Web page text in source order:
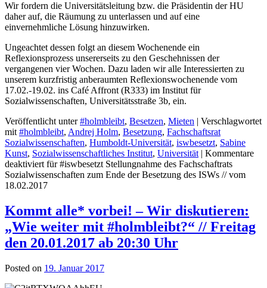
Wir fordern die Universitätsleitung bzw. die Präsidentin der HU
daher auf, die Räumung zu unterlassen und auf eine
einvernehmliche Lösung hinzuwirken.
Ungeachtet dessen folgt an diesem Wochenende ein
Reflexionsprozess unsererseits zu den Geschehnissen der
vergangenen vier Wochen. Dazu laden wir alle Interessierten zu
unserem kurzfristig anberaumten Reflexionswochenende vom
17.02.-19.02. ins Café Affront (R333) im Institut für
Sozialwissenschaften, Universitätsstraße 3b, ein.
Veröffentlicht unter #holmbleibt, Besetzen, Mieten | Verschlagwortet
mit #holmbleibt, Andrej Holm, Besetzung, Fachschaftsrat
Sozialwissenschaften, Humboldt-Universität, iswbesetzt, Sabine
Kunst, Sozialwissenschaftliches Institut, Universität | Kommentare
deaktiviert für #iswbesetzt Stellungnahme des Fachschaftrats
Sozialwissenschaften zum Ende der Besetzung des ISWs // vom
18.02.2017
Kommt alle* vorbei! – Wir diskutieren:
„Wie weiter mit #holmbleibt?“ // Freitag
den 20.01.2017 ab 20:30 Uhr
Posted on 19. Januar 2017